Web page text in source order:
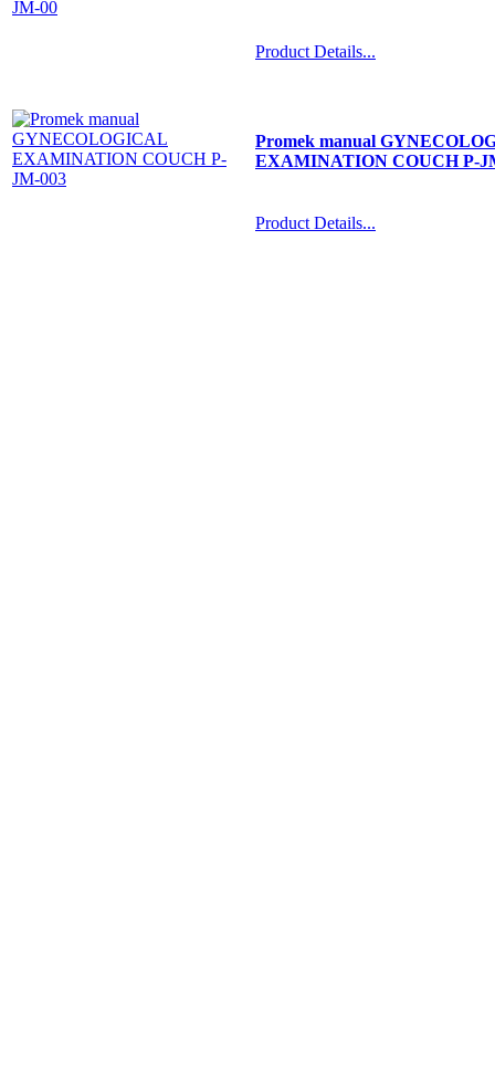
Product Details...
Promek manual
EXAMINATION COUCH P-
Product Details...